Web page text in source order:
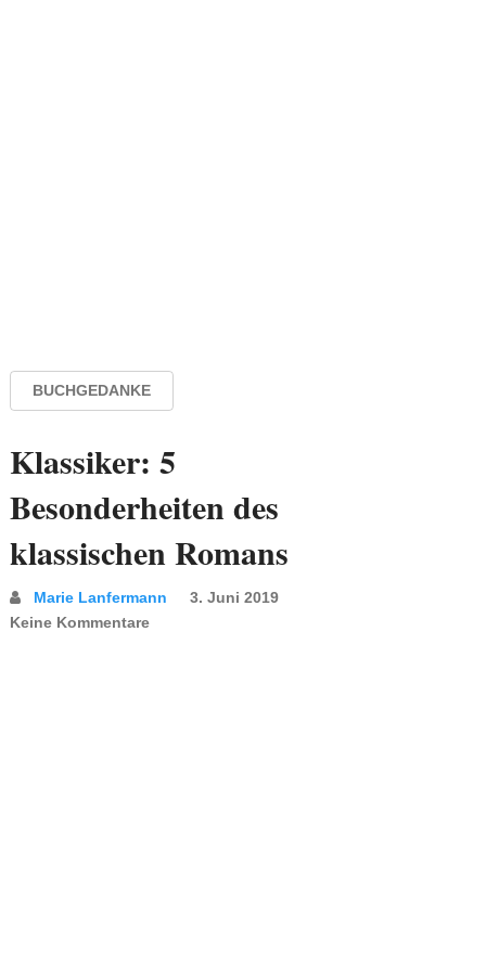
BUCHGEDANKE
Klassiker: 5
Besonderheiten des
klassischen Romans
Marie Lanfermann
3. Juni 2019
Keine Kommentare